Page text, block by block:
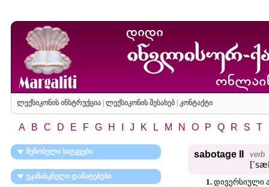
ლექსიკონის ინსტრუქცია| ლექსიკონის შესახებ| კონტაქტი
A B C D E F G H J K L M N O P Q R S T
მეზობელი სიტყვები
უკანასკნელი დამატებები
sabotage II verb
1.დივერსიული